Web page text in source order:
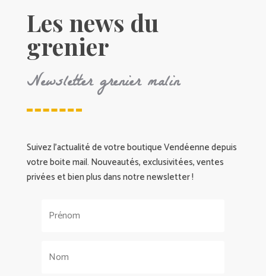
Les news du
grenier
Newsletter grenier malin
Suivez l’actualité de votre boutique Vendéenne depuis
votre boite mail. Nouveautés, exclusivitées, ventes
privées et bien plus dans notre newsletter !